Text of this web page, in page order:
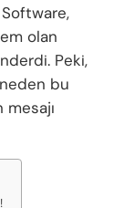
olan
Peki,
bu